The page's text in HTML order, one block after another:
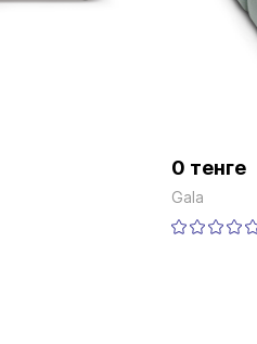
0 тенге
Gala